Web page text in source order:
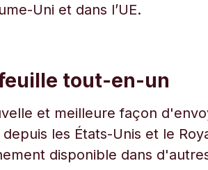
Uni et dans l’UE.
tout-en-un
et meilleure façon
les États-Unis et le
disponible dans